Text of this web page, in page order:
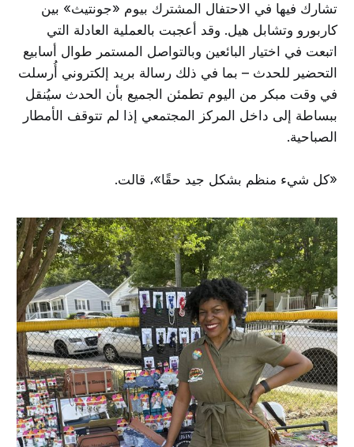
تشارك فيها في الاحتفال المشترك بيوم «جونتيث» بين
كاربورو وتشابل هيل. وقد أعجبت بالعملية العادلة التي
اتبعت في اختيار البائعين وبالتواصل المستمر طوال أسابيع
التحضير للحدث – بما في ذلك رسالة بريد إلكتروني أُرسلت
في وقت مبكر من اليوم تطمئن الجميع بأن الحدث سيُنقل
ببساطة إلى داخل المركز المجتمعي إذا لم تتوقف الأمطار
الصباحية.
«كل شيء منظم بشكل جيد حقًا»، قالت.